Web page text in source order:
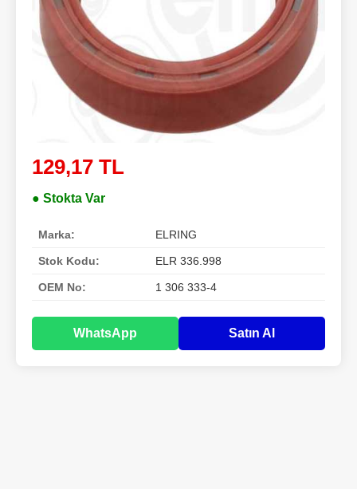
129,17 TL
● Stokta Var
Marka: ELRING
Stok Kodu: ELR 336.998
OEM No: 1 306 333-4
WhatsApp Satın Al